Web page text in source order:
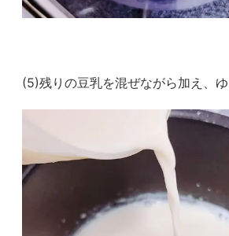
(5)残りの豆乳を混ぜながら加え、